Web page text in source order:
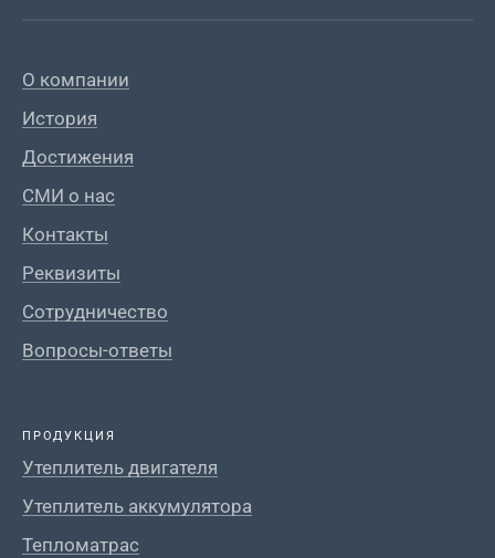
О компании
История
Достижения
СМИ о нас
Контакты
Реквизиты
Сотрудничество
Вопросы-ответы
ПРОДУКЦИЯ
Утеплитель двигателя
Утеплитель аккумулятора
Тепломатрас